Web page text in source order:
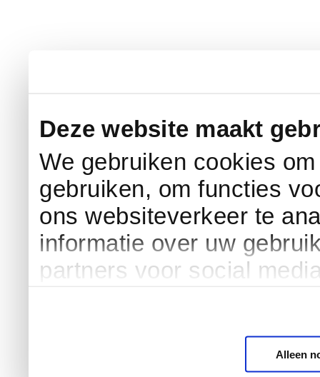
Deze website maakt
We gebruiken cookies
gebruiken, om functies
ons websiteverkeer te
informatie over uw
partners voor social
Alleen